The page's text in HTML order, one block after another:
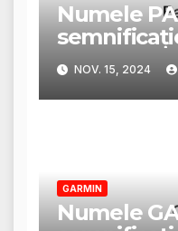
Numele
trăsături și
NOV. 15, 2024
GARMIN
Numele